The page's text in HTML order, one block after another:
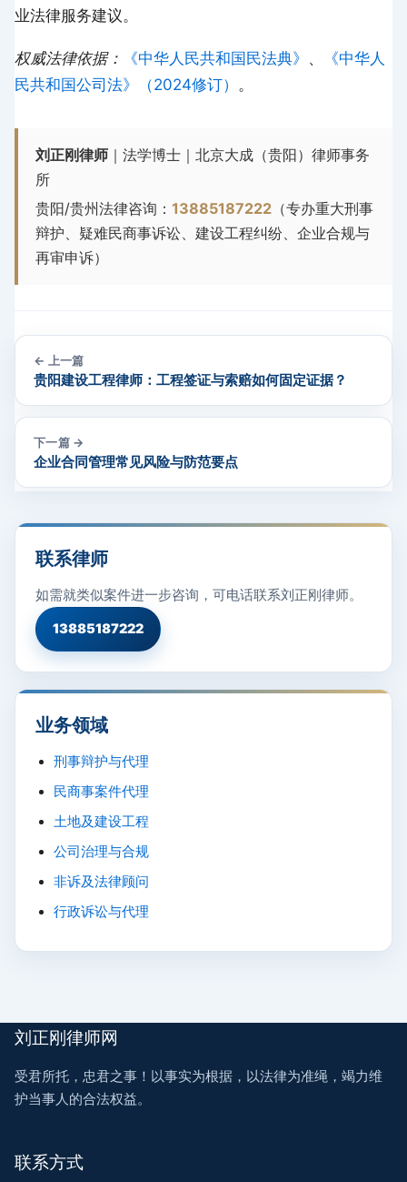
业法律服务建议。
权威法律依据： 《中华人民共和国民法典》 、
《中华人
民共和国公司法》（2024修订） 。
刘正刚律师 ｜法学博士｜北京大成（贵阳）律师事务
所
贵阳/贵州法律咨询：13885187222 （专办重大刑事
辩护、疑难民商事诉讼、建设工程纠纷、企业合规与
再审申诉）
← 上一篇
贵阳建设工程律师：工程签证与索赔如何固定证据？
下一篇 →
企业合同管理常见风险与防范要点
联系律师
如需就类似案件进一步咨询，可电话联系刘正刚律师。
13885187222
业务领域
刑事辩护与代理
民商事案件代理
土地及建设工程
公司治理与合规
非诉及法律顾问
行政诉讼与代理
刘正刚律师网
受君所托，忠君之事！以事实为根据，以法律为准绳，竭力维
护当事人的合法权益。
联系方式